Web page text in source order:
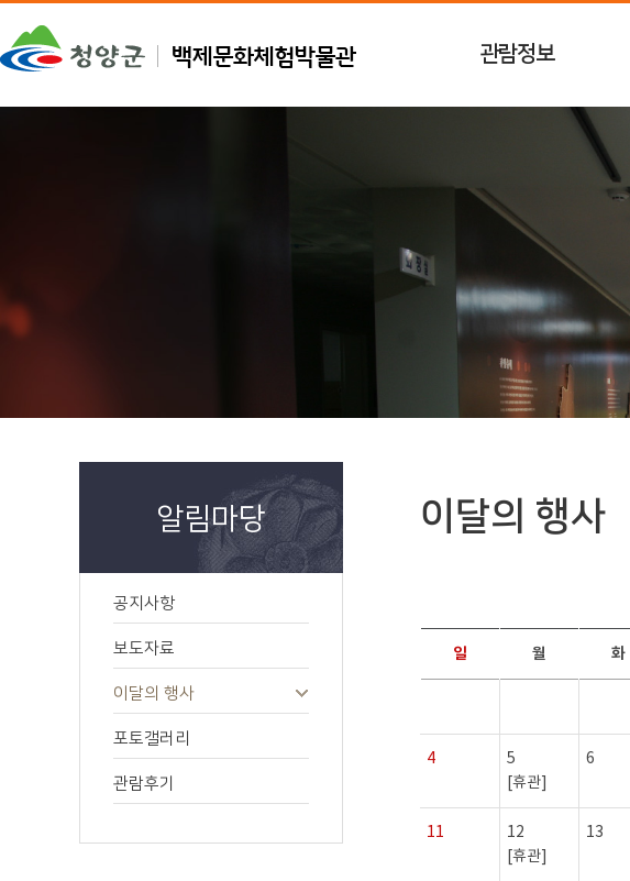
관람정보
알림마당
공지사항
보도자료
이달의 행사
포토갤러리
관람후기
이달의 행사
일 월 화
4
5
[휴관]
6
11
12
[휴관]
13